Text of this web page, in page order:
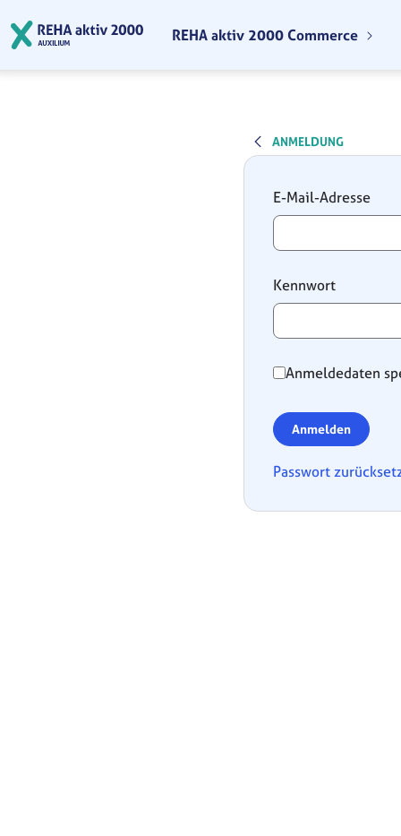
REHA aktiv 2000 Commerce
ANMELDUNG
Anmeldung
E-Mail-Adresse
Kennwort
Anmeldedaten
Anmelden
Passwort